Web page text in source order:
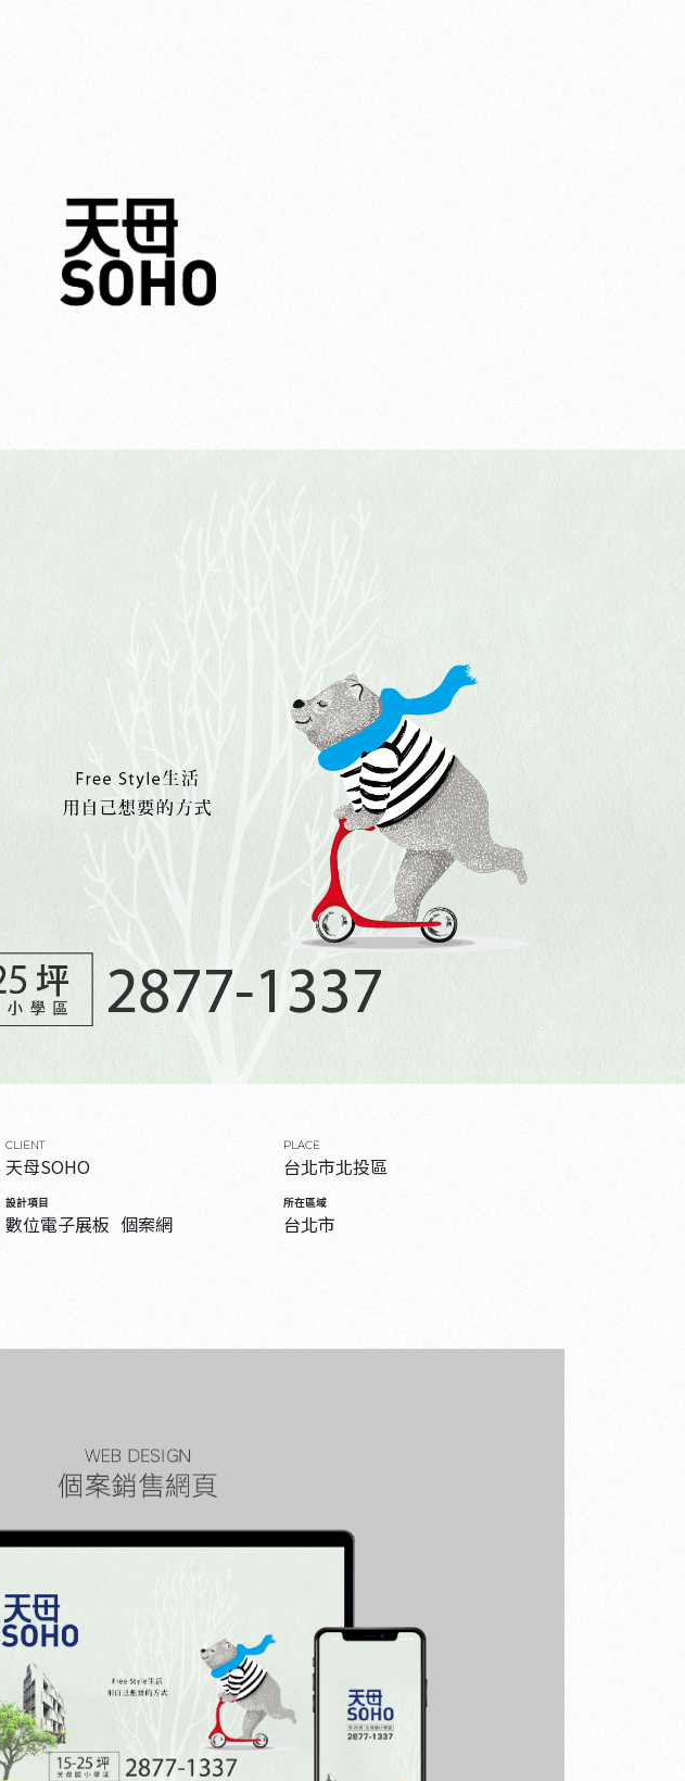
CLIENT
天母SOHO
PLACE
台北市北投區
設計項目
數位電子展板 個案網
所在區域
台北市